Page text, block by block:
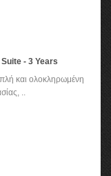
- 3 Years
και ολοκληρωμένη
..